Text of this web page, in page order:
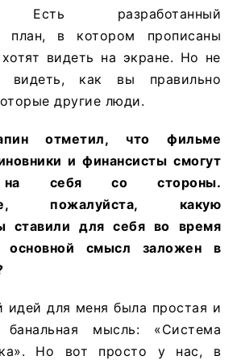
Есть разработанный
план, в котором прописаны
видеть на экране. Но не
видеть, как вы правильно
другие люди.
отметил, что
фильме
и финансисты смогут
на себя со стороны.
, пожалуйста, какую
ставили для себя во
время
основной смысл заложен
в
для меня была простая и
мысль: «Система
Но вот просто у нас, в